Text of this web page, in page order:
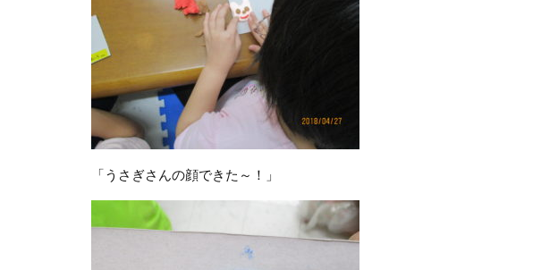
「うさぎさんの顔できた～！」